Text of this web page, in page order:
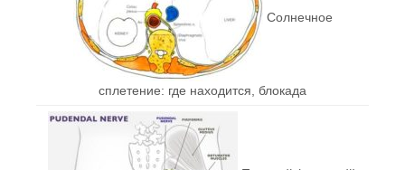
Солнечное
сплетение: где находится, блокада